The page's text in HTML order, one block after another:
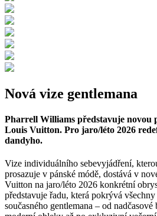
Nová vize gentlemana
Pharrell Williams představuje novou
Louis Vuitton. Pro jaro/léto 2026
dandyho.
Vize individuálního sebevyjádření,
prosazuje v pánské módě, dostává v
Vuitton na jaro/léto 2026 konkrétní
představuje řadu, která pokrývá
současného gentlemana – od nadčasové